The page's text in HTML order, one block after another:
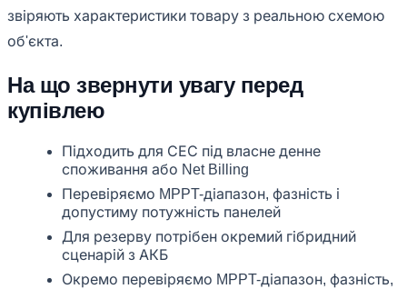
звіряють характеристики товару з реальною схемою
об'єкта.
На що звернути увагу перед
купівлею
Підходить для СЕС під власне денне
споживання або Net Billing
Перевіряємо MPPT-діапазон, фазність і
допустиму потужність панелей
Для резерву потрібен окремий гібридний
сценарій з АКБ
Окремо перевіряємо MPPT-діапазон, фазність,